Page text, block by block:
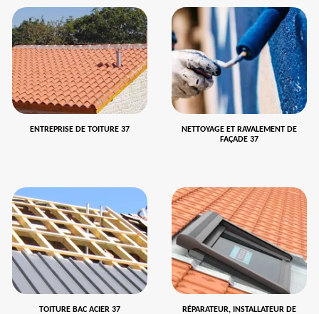
ENTREPRISE DE TOITURE 37
NETTOYAGE ET RAVALEMENT DE
FAÇADE 37
TOITURE BAC ACIER 37
RÉPARATEUR, INSTALLATEUR DE